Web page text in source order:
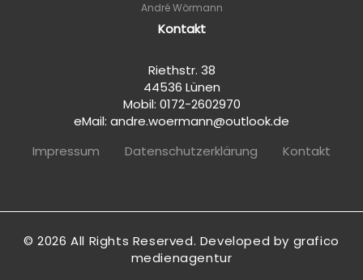
André Wörmann
Kontakt
Riethstr. 38
44536 Lünen
Mobil: 0172-2602970
eMail: andre.woermann@outlook.de
Impressum
Datenschutzerklärung Kontakt
© 2026 All Rights Reserved. Developed by grafico
medienagentur